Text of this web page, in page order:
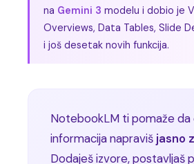
na Gemini 3 modelu i dobio je
Overviews, Data Tables, Slide
i još desetak novih funkcija.
NotebookLM ti pomaže
informacija napraviš jasno
Dodaješ izvore, postavljaš